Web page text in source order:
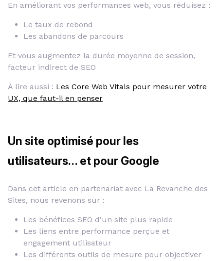
En améliorant vos performances web, vous réduisez :
Le taux de rebond
Les abandons de parcours
Et vous augmentez la durée moyenne de session,
facteur indirect de SEO
À lire aussi : Les Core Web Vitals pour mesurer votre
UX, que faut-il en penser
Un site optimisé pour les
utilisateurs… et pour Google
Dans cet article en partenariat avec La Revanche des
Sites, nous revenons sur :
Les bénéfices SEO d’un site plus rapide
Les liens entre performance perçue et
engagement utilisateur
Les différents outils de mesure pour objectiver